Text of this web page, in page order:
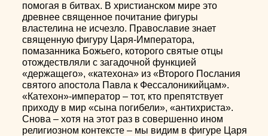
помогая в битвах. В христианском мире это
древнее священное почитание фигуры
властелина не исчезло. Православие знает
священную фигуру Царя-Императора,
помазанника Божьего, которого святые отцы
отождествляли с загадочной функцией
«держащего», «катехона» из «Второго Послания
святого апостола Павла к Фессалоникийцам».
«Катехон»-император – тот, кто препятствует
приходу в мир «сына погибели», «антихриста».
Снова – хотя на этот раз в совершенно ином
религиозном контексте – мы видим в фигуре Царя